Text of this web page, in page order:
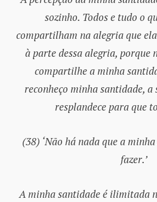
sozinho. Todos e tudo o
compartilham na alegria que
à parte dessa alegria, porque
compartilhe a minha
reconheço minha santidade,
resplandece para que
(38) ‘Não há nada que a
fazer.’
A minha santidade é ilimitada